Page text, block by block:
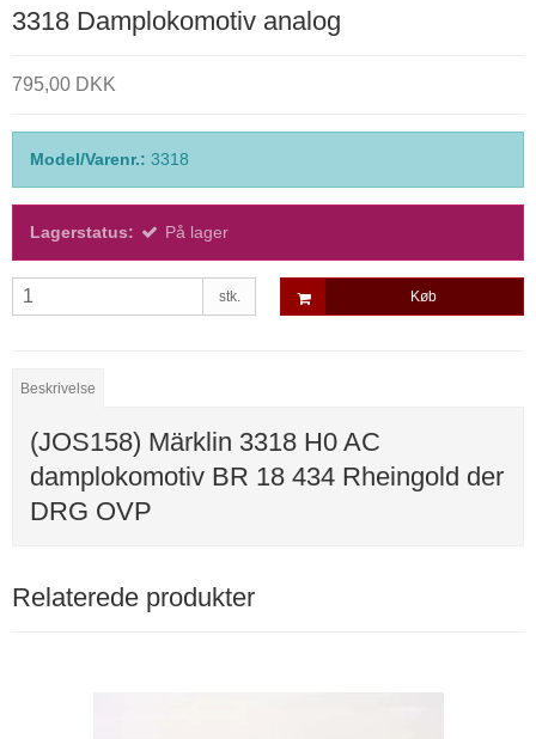
3318 Damplokomotiv analog
795,00 DKK
Model/Varenr.: 3318
Lagerstatus: På lager
stk. Køb
Beskrivelse
(JOS158) Märklin 3318 H0 AC
damplokomotiv BR 18 434 Rheingold der
DRG OVP
Relaterede produkter